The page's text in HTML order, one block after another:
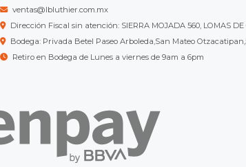
ventas@lbluthier.com.mx
Dirección Fiscal sin atención: SIERRA MOJADA 560, LOMAS DE
Bodega: Privada Betel Paseo Arboleda,San Mateo
Retiro en Bodega de Lunes a viernes de 9am a 6pm